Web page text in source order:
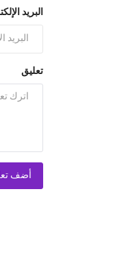
البريد
تعليق
أضف